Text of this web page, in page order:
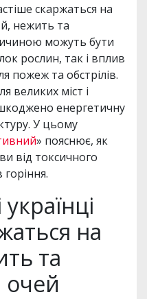
скаржаться на
нежить та
можуть бути
рослин, так і вплив
пожеж та обстрілів.
великих міст і
енергетичну
У цьому
» пояснює, як
від токсичного
на
та
очей